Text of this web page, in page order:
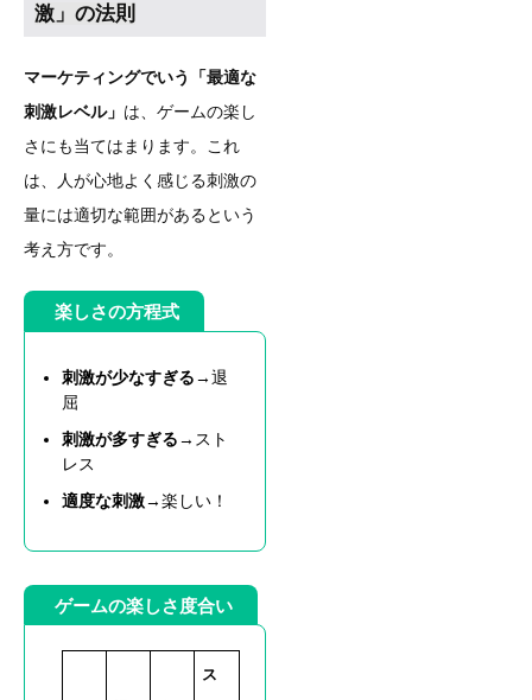
激」の法則
マーケティングでいう「最適な
刺激レベル」 は、ゲームの楽し
さにも当てはまります。これ
は、人が心地よく感じる刺激の
量には適切な範囲があるという
考え方です。
楽しさの方程式
刺激が少なすぎる→退
屈
刺激が多すぎる→スト
レス
適度な刺激→楽しい！
ゲームの楽しさ度合い
ス